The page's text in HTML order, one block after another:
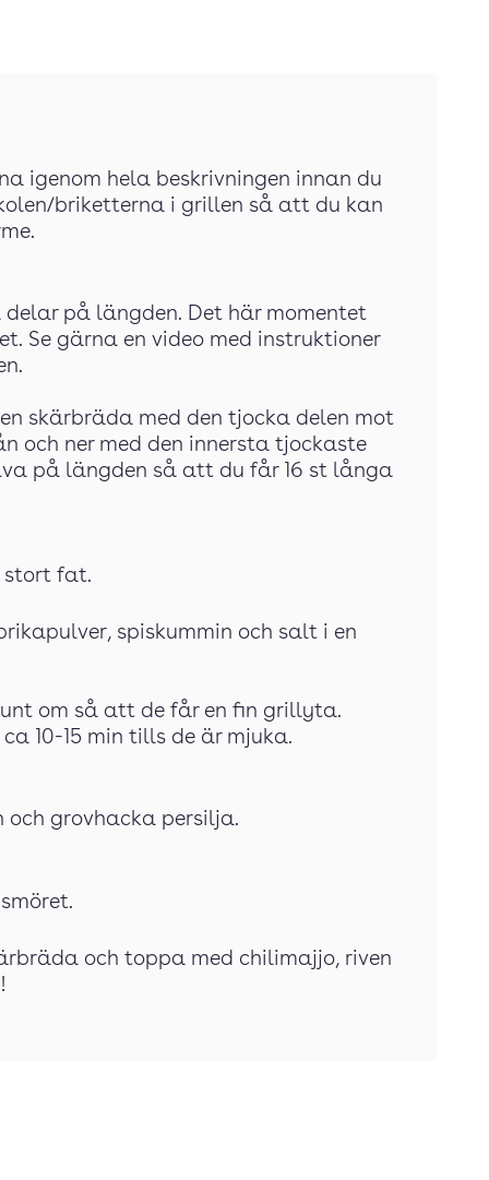
igenom hela beskrivningen innan du
briketterna i grillen så att du kan
på längden. Det här momentet
Se gärna en video med instruktioner
skärbräda med den tjocka delen mot
och ner med den innersta tjockaste
på längden så att du får 16 st långa
stort fat.
spiskummin och salt i en
om så att de får en fin grillyta.
10-15 min tills de är mjuka.
och grovhacka persilja.
och toppa med chilimajjo, riven